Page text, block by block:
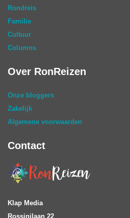
Rondreis
Familie
Cultuur
Columns
Over RonReizen
Onze bloggers
Zakelijk
Algemene voorwaarden
Contact
Klap Media
Rossinilaan 22